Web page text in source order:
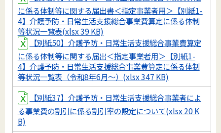
に係る体制等に関する届出書＜指定事業者用＞【別紙1-
4】介護予防・日常生活支援総合事業費算定に係る体制
等状況一覧表(xlsx 39 KB)
【別紙50】介護予防・日常生活支援総合事業費算定
に係る体制等に関する届出＜指定事業者用＞【別紙1-
4】介護予防・日常生活支援総合事業費算定に係る体制
等状況一覧表（令和8年6月～）(xlsx 347 KB)
【別紙37】介護予防・日常生活支援総合事業者によ
る事業費の割引に係る割引率の設定について(xlsx 20 K
B)